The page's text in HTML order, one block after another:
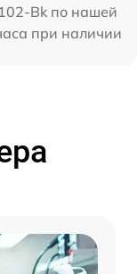
Bk по нашей
при наличии